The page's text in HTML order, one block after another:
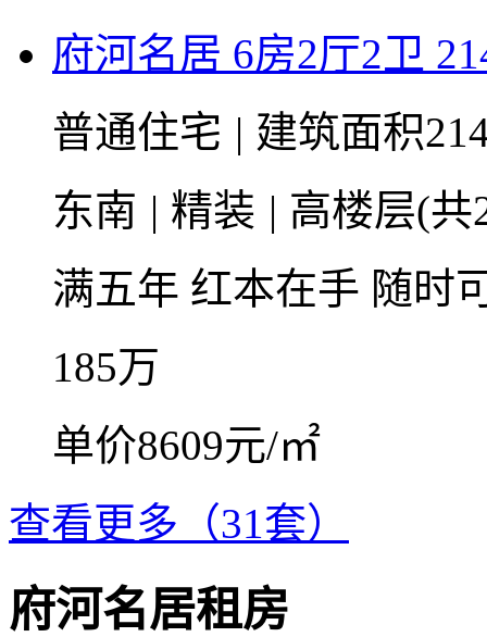
府河名居 6房2厅2卫
普通住宅 | 建筑面积
东南 | 精装 | 高楼层(
满五年 红本在手 随时
185万
单价8609元/㎡
查看更多（31套）
府河名居租房